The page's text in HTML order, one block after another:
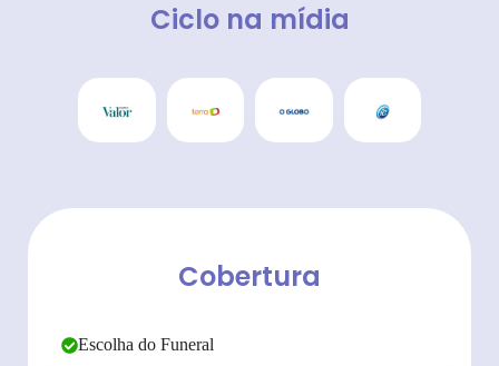
Ciclo na mídia
Cobertura
Escolha do Funeral